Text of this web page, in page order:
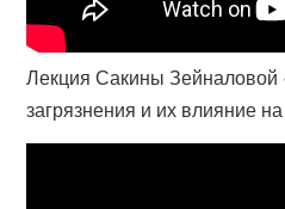
Лекция Сакины Зейналовой
загрязнения и их влияние